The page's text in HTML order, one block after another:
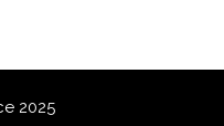
2025